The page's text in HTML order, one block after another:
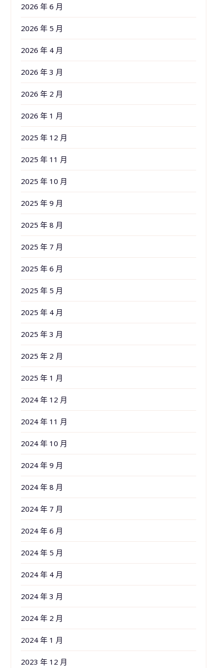
2026 年 6 月
2026 年 5 月
2026 年 4 月
2026 年 3 月
2026 年 2 月
2026 年 1 月
2025 年 12 月
2025 年 11 月
2025 年 10 月
2025 年 9 月
2025 年 8 月
2025 年 7 月
2025 年 6 月
2025 年 5 月
2025 年 4 月
2025 年 3 月
2025 年 2 月
2025 年 1 月
2024 年 12 月
2024 年 11 月
2024 年 10 月
2024 年 9 月
2024 年 8 月
2024 年 7 月
2024 年 6 月
2024 年 5 月
2024 年 4 月
2024 年 3 月
2024 年 2 月
2024 年 1 月
2023 年 12 月